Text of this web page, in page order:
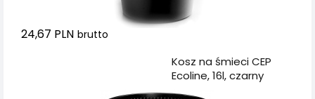
24,67 PLN brutto
Kosz na śmieci CEP
Ecoline, 16l, czarny